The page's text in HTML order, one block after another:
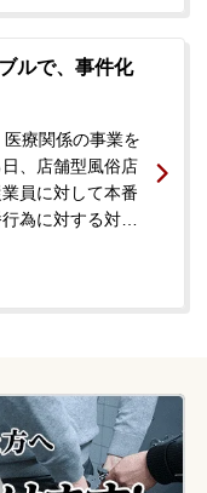
「警察へ被害届
メッセージが届
していない段階
件化することを
態を収束させた
に相談されまし
ルで、事件化
療関係の事業を
、店舗型風俗店
員に対して本番
為に対する対価
共に駅前の交番
連絡があり、金
当事務所に相談